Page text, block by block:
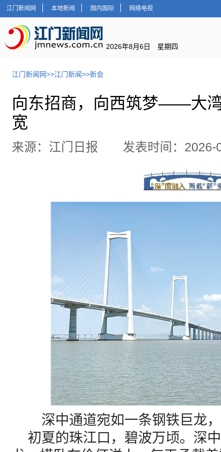
江门新闻网 本地新闻 国内国际 网络电视
2026年8月6日 星期四
江门新闻网>>江门新闻>>新会
向东招商，向西筑梦——大
宽
来源：江门日报 发表时间：
深中通道宛如一条钢铁巨龙
初夏的珠江口，碧波万顷。深